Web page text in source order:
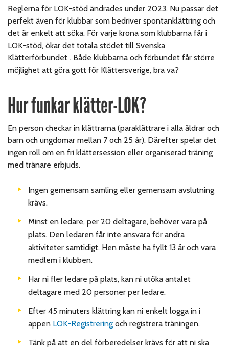
Reglerna för LOK-stöd ändrades under 2023. Nu passar det
perfekt även för klubbar som bedriver spontanklättring och
det är enkelt att söka. För varje krona som klubbarna får i
LOK-stöd, ökar det totala stödet till Svenska
Klätterförbundet . Både klubbarna och förbundet får större
möjlighet att göra gott för Klättersverige, bra va?
Hur funkar klätter-LOK?
En person checkar in klättrarna (paraklättrare i alla åldrar och
barn och ungdomar mellan 7 och 25 år). Därefter spelar det
ingen roll om en fri klättersession eller organiserad träning
med tränare erbjuds.
Ingen gemensam samling eller gemensam avslutning
krävs.
Minst en ledare, per 20 deltagare, behöver vara på
plats. Den ledaren får inte ansvara för andra
aktiviteter samtidigt. Hen måste ha fyllt 13 år och vara
medlem i klubben.
Har ni fler ledare på plats, kan ni utöka antalet
deltagare med 20 personer per ledare.
Efter 45 minuters klättring kan ni enkelt logga in i
appen LOK-Registrering och registrera träningen.
Tänk på att en del förberedelser krävs för att ni ska